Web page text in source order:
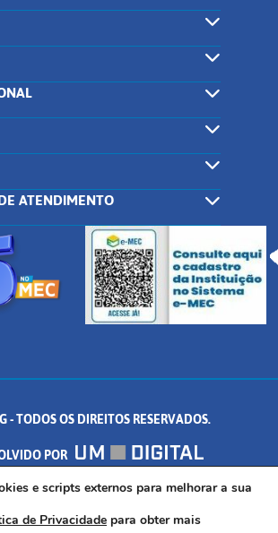
de ferramentas
ATENDIMENTO
- TODOS OS DIREITOS RESERVADOS.
POR
328 - PALMEIRAS, FORMIGA/MG - CEP:
35.574.530
e scripts externos para melhorar a sua
de Privacidade para obter mais